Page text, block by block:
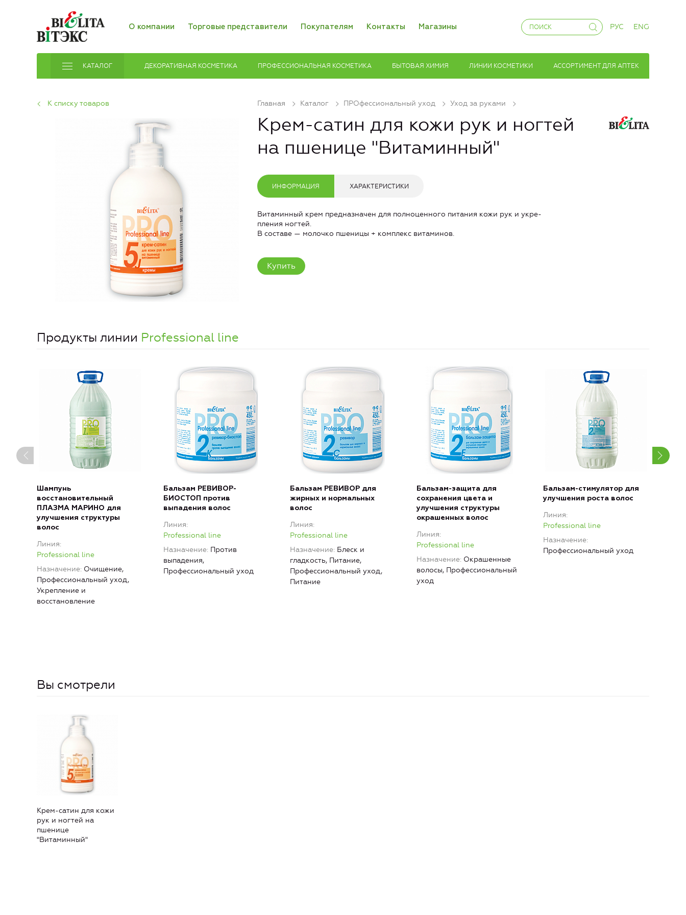
О компании Торговые представители Покупателям Контакты Магазины РУС ENG
КАТАЛОГ ДЕКОРАТИВНАЯ КОСМЕТИКА ПРОФЕССИОНАЛЬНАЯ КОСМЕТИКА БЫТОВАЯ ХИМИЯ ЛИНИИ КОСМЕТИКИ АССОРТИМЕНТ ДЛЯ АПТЕК
Главная Каталог ПРОфессиональный уход Уход за руками
К списку товаров
Крем-сатин для кожи рук и ногтей
на пшенице "Витаминный"
ИНФОРМАЦИЯ ХАРАКТЕРИСТИКИ
Витаминный крем предназначен для полноценного питания кожи рук и укре-
пления ногтей.
В составе — молочко пшеницы + комплекс витаминов.
Купить
Продукты линии Professional line
Шампунь
восстановительный
ПЛАЗМА МАРИНО для
улучшения структуры
волос
Линия
Professional line
Назначение Очищение,
Профессиональный уход,
Укрепление и
восстановление
Бальзам РЕВИВОР-
БИОСТОП против
выпадения волос
Линия
Professional line
Назначение Против
выпадения,
Профессиональный уход
Бальзам РЕВИВОР для
жирных и нормальных
волос
Линия
Professional line
Назначение Блеск и
гладкость, Питание,
Профессиональный уход,
Питание
Бальзам-защита для
сохранения цвета и
улучшения структуры
окрашенных волос
Линия
Professional line
Назначение Окрашенные
волосы, Профессиональный
уход
Бальзам-стимулятор для
улучшения роста волос
Линия
Professional line
Назначение
Профессиональный уход
Вы смотрели
Крем-сатин для кожи
рук и ногтей на
пшенице
"Витаминный"